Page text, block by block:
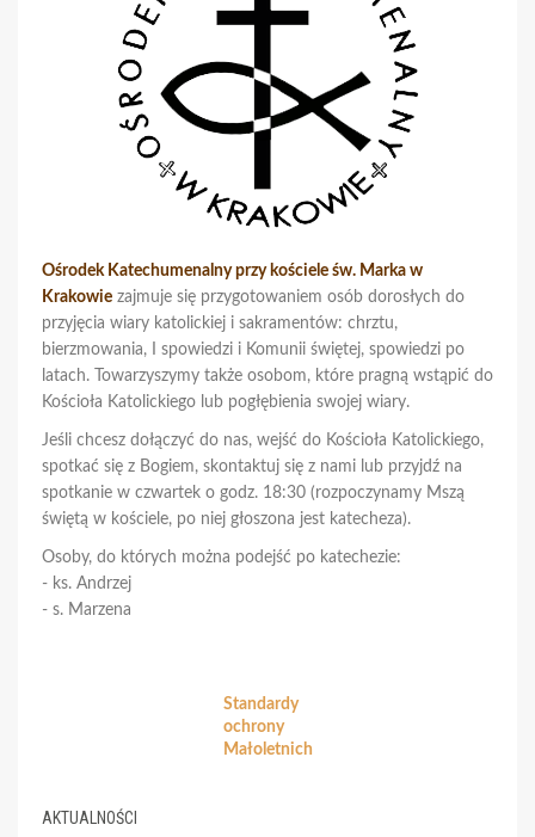
Ośrodek Katechumenalny przy kościele św. Marka w
Krakowie zajmuje się przygotowaniem osób dorosłych do
przyjęcia wiary katolickiej i sakramentów: chrztu,
bierzmowania, I spowiedzi i Komunii świętej, spowiedzi po
latach. Towarzyszymy także osobom, które pragną wstąpić do
Kościoła Katolickiego lub pogłębienia swojej wiary.
Jeśli chcesz dołączyć do nas, wejść do Kościoła Katolickiego,
spotkać się z Bogiem, skontaktuj się z nami lub przyjdź na
spotkanie w czwartek o godz. 18:30 (rozpoczynamy Mszą
świętą w kościele, po niej głoszona jest katecheza).
Osoby, do których można podejść po katechezie:
- ks. Andrzej
- s. Marzena
Standardy
ochrony
Małoletnich
AKTUALNOŚCI